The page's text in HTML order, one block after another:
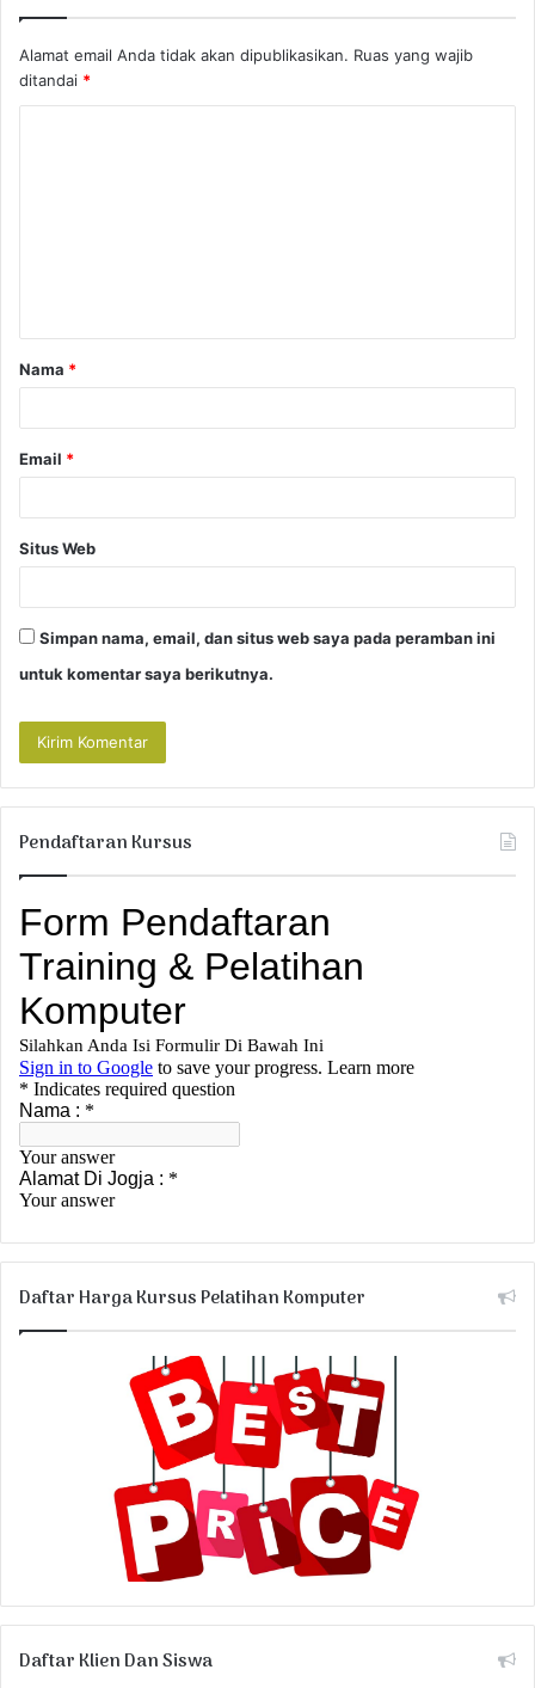
Alamat email Anda tidak akan dipublikasikan. Ruas yang wajib
ditandai *
a
r
Nama *
Email *
Situs Web
Simpan nama, email, dan situs web saya pada peramban ini
untuk komentar saya berikutnya.
Pendaftaran Kursus
Daftar Harga Kursus Pelatihan Komputer
Daftar Klien Dan Siswa